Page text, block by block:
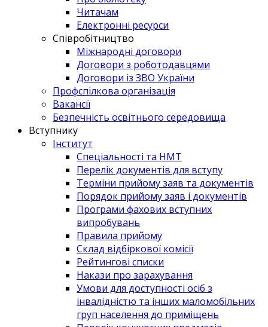
Читачам
Електронні ресурси
Співробітництво
Міжнародні договори
Договори з роботодавцями
Договори із ЗВО України
Профспілкова організація
Вакансії
Безпечність освітнього середовища
Вступнику
Інститут
Спеціальності та НМТ
Перелік документів для вступу
Терміни прийому заяв та документів
Порядок прийому заяв і документів
Програми фахових вступних
випробувань
Правила прийому
Склад відбіркової комісії
Рейтингові списки
Накази про зарахування
Умови для доступності осіб з
інвалідністю та інших маломобільних
груп населення до приміщень